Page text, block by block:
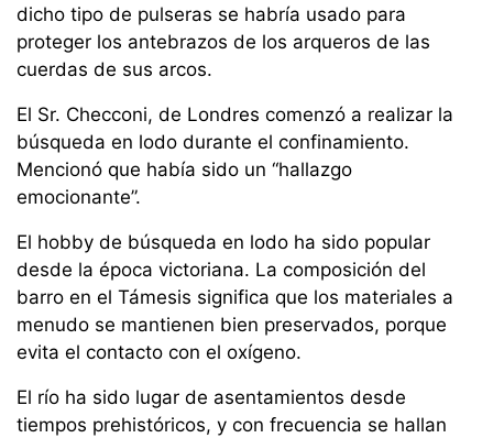
dicho tipo de pulseras se habría usado para
proteger los antebrazos de los arqueros de las
cuerdas de sus arcos.
El Sr. Checconi, de Londres comenzó a realizar la
búsqueda en lodo durante el confinamiento.
Mencionó que había sido un “hallazgo
emocionante”.
El hobby de búsqueda en lodo ha sido popular
desde la época victoriana. La composición del
barro en el Támesis significa que los materiales a
menudo se mantienen bien preservados, porque
evita el contacto con el oxígeno.
El río ha sido lugar de asentamientos desde
tiempos prehistóricos, y con frecuencia se hallan